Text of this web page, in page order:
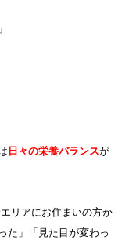
日々の栄養バランスが
リアにお住まいの方か
た」「見た目が変わっ